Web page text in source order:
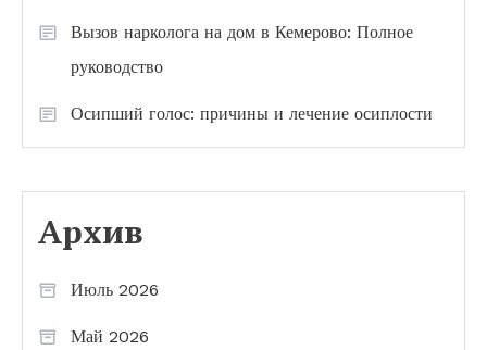
Вызов нарколога на дом в Кемерово: Полное
руководство
Осипший голос: причины и лечение осиплости
Архив
Июль 2026
Май 2026